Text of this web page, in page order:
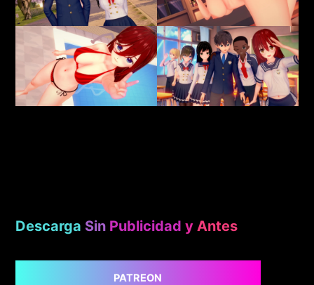
Descarga Sin Publicidad y Antes
PATREON